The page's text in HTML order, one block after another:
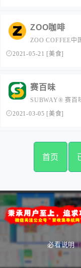
ZOO咖啡
ZOO COFFEE中
管理有限公司运
2021-05-21 [美食]
赛百味
SUBWAY® 赛百
的面包、各种肉
作。我们还提供
2021-03-05 [美食]
首页
必看说明 |